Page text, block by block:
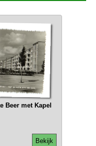
Beer met Kapel
Bekijk